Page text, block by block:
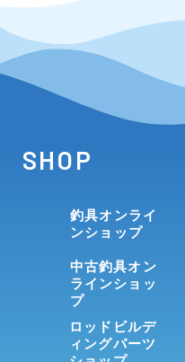
SHOP
釣具オンライ
ンショップ
中古釣具オン
ラインショッ
プ
ロッドビルデ
ィングパーツ